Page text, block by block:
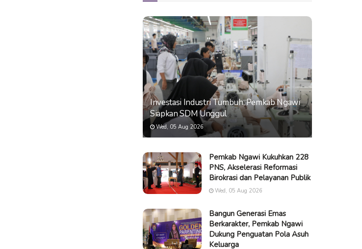
Investasi Industri Tumbuh, Pemkab Ngawi
Siapkan SDM Unggul
Wed, 05 Aug 2026
Pemkab Ngawi Kukuhkan 228
PNS, Akselerasi Reformasi
Birokrasi dan Pelayanan Publik
Wed, 05 Aug 2026
Bangun Generasi Emas
Berkarakter, Pemkab Ngawi
Dukung Penguatan Pola Asuh
Keluarga